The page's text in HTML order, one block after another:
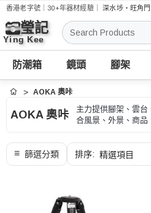
香港老字號｜30+年器材經驗｜深水埗・旺角
搜
索
防潮箱 鏡頭 腳架
首頁 AOKA 奧咔
AOKA 奧咔
主力提供腳架、雲
合風景、外景、商品
對。